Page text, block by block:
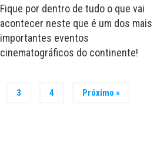
Fique por dentro de tudo o que vai
acontecer neste que é um dos mais
importantes eventos
cinematográficos do continente!
3 4 Próximo »